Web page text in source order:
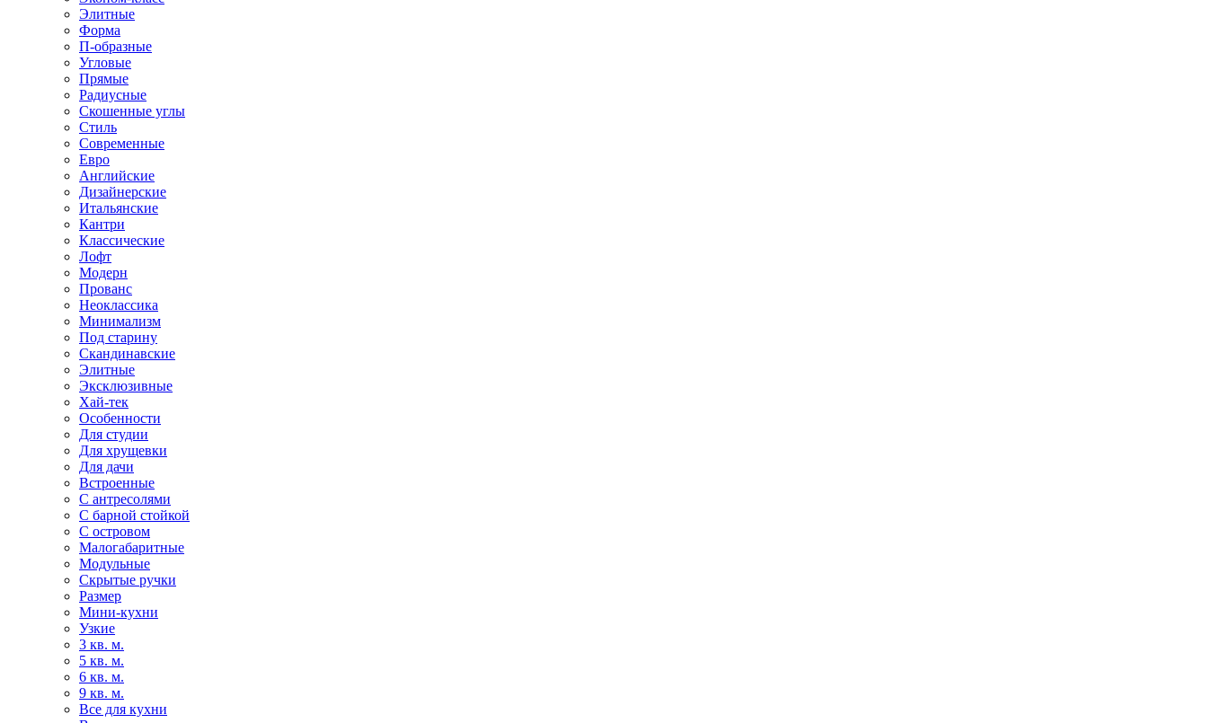
Элитные
Форма
П-образные
Угловые
Прямые
Радиусные
Скошенные углы
Стиль
Современные
Евро
Английские
Дизайнерские
Итальянские
Кантри
Классические
Лофт
Модерн
Прованс
Неоклассика
Минимализм
Под старину
Скандинавские
Элитные
Эксклюзивные
Хай-тек
Особенности
Для студии
Для хрущевки
Для дачи
Встроенные
С антресолями
С барной стойкой
С островом
Малогабаритные
Модульные
Скрытые ручки
Размер
Мини-кухни
Узкие
3 кв. м.
5 кв. м.
6 кв. м.
9 кв. м.
Все для кухни